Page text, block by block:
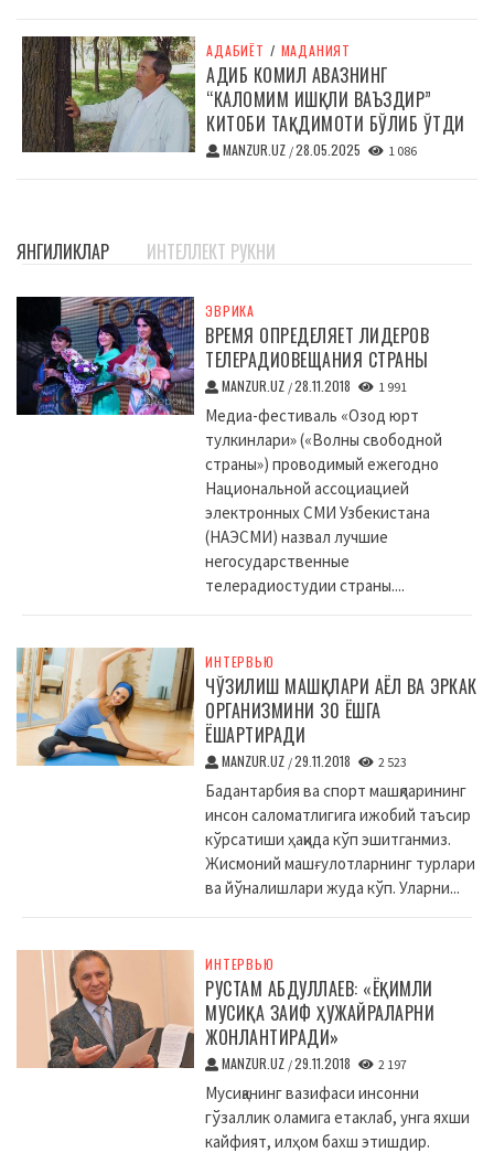
АДАБИЁТ / МАДАНИЯТ
АДИБ КОМИЛ АВАЗНИНГ
“КАЛОМИМ ИШҚЛИ ВАЪЗДИР”
КИТОБИ ТАҚДИМОТИ БЎЛИБ ЎТДИ
MANZUR.UZ /28.05.2025 1 086
ЯНГИЛИКЛАР ИНТЕЛЛЕКТ РУКНИ
ЭВРИКА
ВРЕМЯ ОПРЕДЕЛЯЕТ ЛИДЕРОВ
ТЕЛЕРАДИОВЕЩАНИЯ СТРАНЫ
MANZUR.UZ /28.11.2018 1 991
Медиа-фестиваль «Озод юрт
тулкинлари» («Волны свободной
страны») проводимый ежегодно
Национальной ассоциацией
электронных СМИ Узбекистана
(НАЭСМИ) назвал лучшие
негосударственные
телерадиостудии страны....
ИНТЕРВЬЮ
ЧЎЗИЛИШ МАШҚЛАРИ АЁЛ ВА ЭРКАК
ОРГАНИЗМИНИ 30 ЁШГА
ЁШАРТИРАДИ
MANZUR.UZ /29.11.2018 2 523
Бадантарбия ва спорт машқларининг
инсон саломатлигига ижобий таъсир
кўрсатиши ҳақида кўп эшитганмиз.
Жисмоний машғулотларнинг турлари
ва йўналишлари жуда кўп. Уларни...
ИНТЕРВЬЮ
РУСТАМ АБДУЛЛАЕВ: «ЁҚИМЛИ
МУСИҚА ЗАИФ ҲУЖАЙРАЛАРНИ
ЖОНЛАНТИРАДИ»
MANZUR.UZ /29.11.2018 2 197
Мусиқанинг вазифаси инсонни
гўзаллик оламига етаклаб, унга яхши
кайфият, илҳом бахш этишдир.